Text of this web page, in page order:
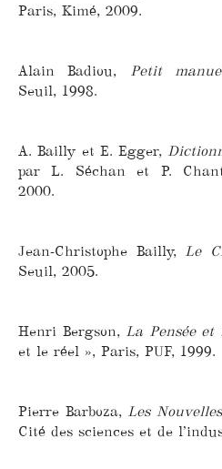
Paris, Kimé, 2009.
Alain Badiou, Petit
Seuil, 1998.
A. Bailly et E. Egger,
par L. Séchan et P.
2000.
Jean-Christophe Bailly, Le
Seuil, 2005.
Henri Bergson, La Pensée
et le réel », Paris, PUF, 1999.
Pierre Barboza, Les
Cité des sciences et de